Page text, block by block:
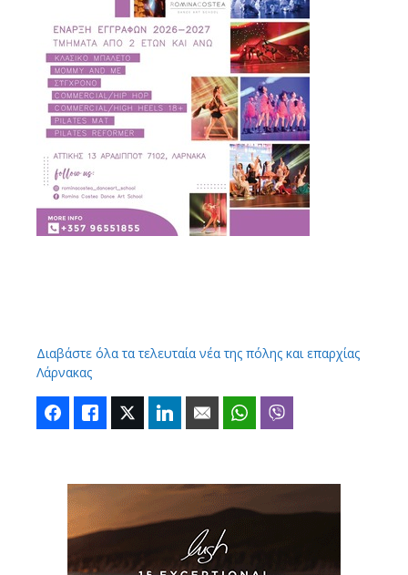
Διαβάστε όλα τα τελευταία νέα της πόλης και επαρχίας
Λάρνακας
FacebookLike Twitter LinkedIn Email WhatsApp